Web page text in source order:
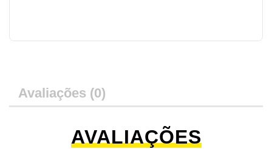
Avaliações (0)
AVALIAÇÕES